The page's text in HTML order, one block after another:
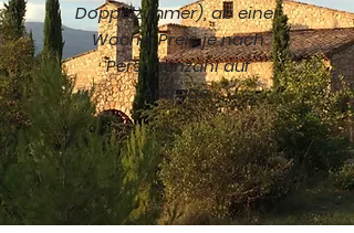
Doppelzimmer), ab einer
Woche. Preis je nach
Personenzahl auf
Anfrage.